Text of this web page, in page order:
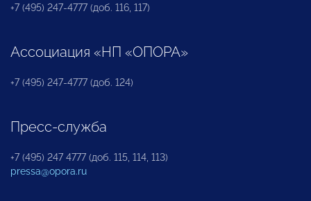
+7 (495) 247-4777 (доб. 116, 117)
Ассоциация «НП «ОПОРА»
+7 (495) 247-4777 (доб. 124)
Пресс-служба
+7 (495) 247 4777 (доб. 115, 114, 113)
pressa@opora.ru